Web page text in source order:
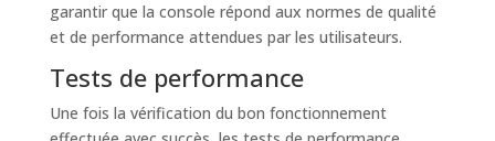
garantir que la console répond aux normes de qualité
et de performance attendues par les utilisateurs.
Tests de performance
Une fois la vérification du bon fonctionnement